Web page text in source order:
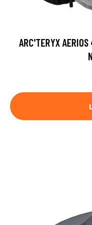
ARC'TERYX